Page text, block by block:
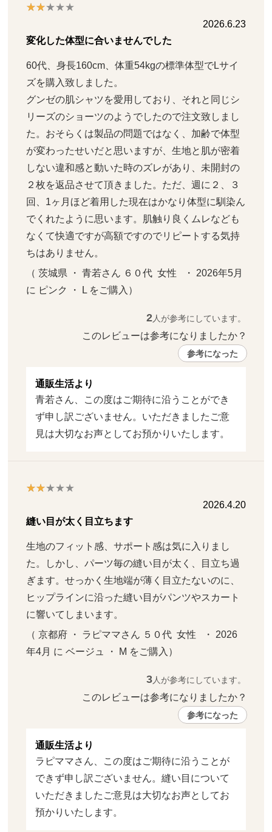
2026.6.23
変化した体型に合いませんでした
60代、身長160cm、体重54kgの標準体型でLサイ
ズを購入致しました。
グンゼの肌シャツを愛用しており、それと同じシ
リーズのショーツのようでしたので注文致しまし
た。おそらくは製品の問題ではなく、加齢で体型
が変わったせいだと思いますが、生地と肌が密着
しない違和感と動いた時のズレがあり、未開封の
２枚を返品させて頂きました。ただ、週に２、３
回、1ヶ月ほど着用した現在はかなり体型に馴染ん
でくれたように思います。肌触り良くムレなども
なくて快適ですが高額ですのでリピートする気持
ちはありません。
（ 茨城県 ・ 青若さん ６０代  女性   ・ 2026年5月
に ピンク ・ L をご購入）
2人が参考にしています。
このレビューは参考になりましたか？
参考になった
通販生活より
青若さん、この度はご期待に沿うことができ
ず申し訳ございません。いただきましたご意
見は大切なお声としてお預かりいたします。
2026.4.20
縫い目が太く目立ちます
生地のフィット感、サポート感は気に入りまし
た。しかし、パーツ毎の縫い目が太く、目立ち過
ぎます。せっかく生地端が薄く目立たないのに、
ヒップラインに沿った縫い目がパンツやスカート
に響いてしまいます。
（ 京都府 ・ ラピママさん ５０代  女性   ・ 2026
年4月 に ベージュ ・ M をご購入）
3人が参考にしています。
このレビューは参考になりましたか？
参考になった
通販生活より
ラピママさん、この度はご期待に沿うことが
できず申し訳ございません。縫い目について
いただきましたご意見は大切なお声としてお
預かりいたします。